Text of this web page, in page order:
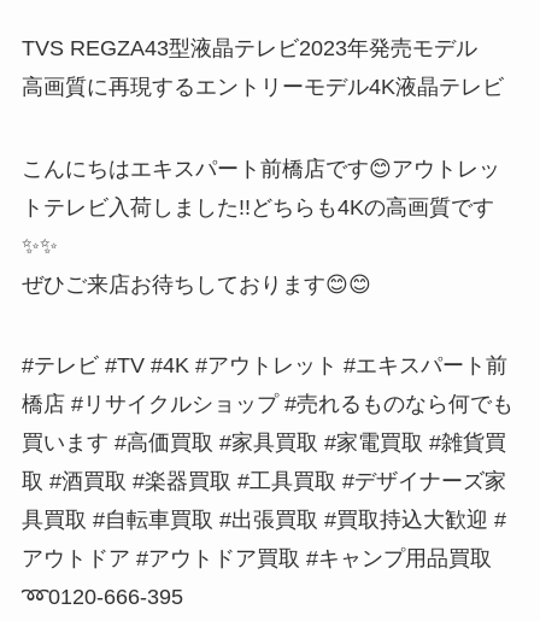
TVS REGZA43型液晶テレビ2023年発売モデル
高画質に再現するエントリーモデル4K液晶テレビ
こんにちはエキスパート前橋店です😊アウトレッ
トテレビ入荷しました!!どちらも4Kの高画質です
✨️✨️
ぜひご来店お待ちしております😊😊
#テレビ #TV #4K #アウトレット #エキスパート前
橋店 #リサイクルショップ #売れるものなら何でも
買います #高価買取 #家具買取 #家電買取 #雑貨買
取 #酒買取 #楽器買取 #工具買取 #デザイナーズ家
具買取 #自転車買取 #出張買取 #買取持込大歓迎 #
アウトドア #アウトドア買取 #キャンプ用品買取
➿0120-666-395